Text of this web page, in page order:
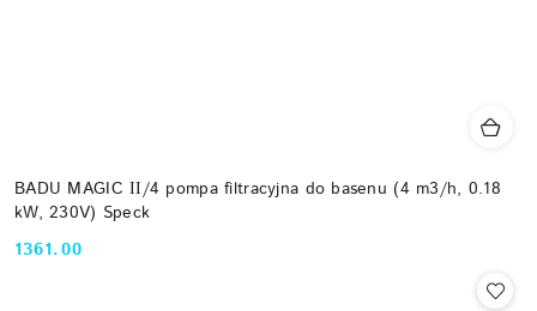
BADU MAGIC ІІ/4 pompa filtracyjna do basenu (4 m3/h, 0.18
kW, 230V) Speck
Cena:
1361.00